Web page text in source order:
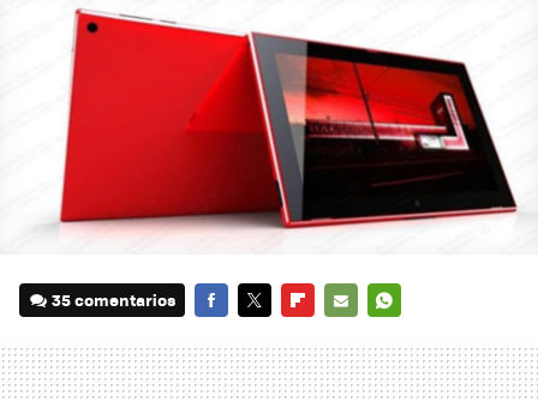
35 comentarios
MAIL